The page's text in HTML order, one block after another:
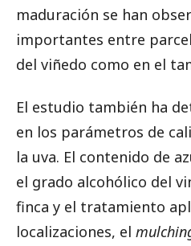
maduración se han
importantes entre
del viñedo como en el
El estudio también ha
en los parámetros de
la uva. El contenido de
el grado alcohólico del
finca y el tratamiento
localizaciones, el